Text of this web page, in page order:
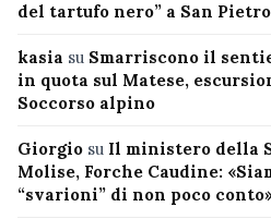
del tartufo nero” a San
kasia su Smarriscono il
in quota sul Matese,
Soccorso alpino
Giorgio su Il ministero della
Molise, Forche Caudine:
“svarioni” di non poco